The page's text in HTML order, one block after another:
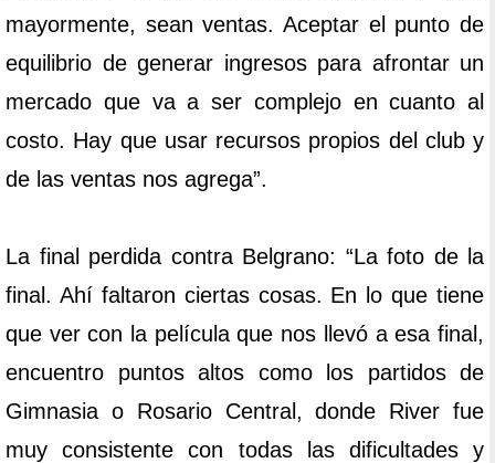
mayormente, sean ventas. Aceptar el punto de
equilibrio de generar ingresos para afrontar un
mercado que va a ser complejo en cuanto al
costo. Hay que usar recursos propios del club y
de las ventas nos agrega”.
La final perdida contra Belgrano: “La foto de la
final. Ahí faltaron ciertas cosas. En lo que tiene
que ver con la película que nos llevó a esa final,
encuentro puntos altos como los partidos de
Gimnasia o Rosario Central, donde River fue
muy consistente con todas las dificultades y